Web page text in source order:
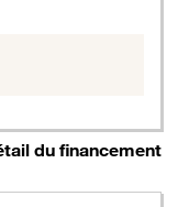
du financement